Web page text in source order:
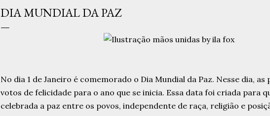
DIA MUNDIAL DA PAZ
No dia 1 de Janeiro é comemorado o Dia Mundial da Paz. Nesse dia,
votos de felicidade para o ano que se inicia. Essa data foi criada para
celebrada a paz entre os povos, independente de raça, religião e